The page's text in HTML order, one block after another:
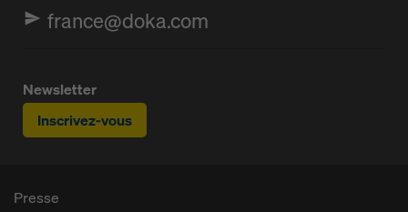
france@doka.com
Newsletter
Inscrivez-vous
Presse